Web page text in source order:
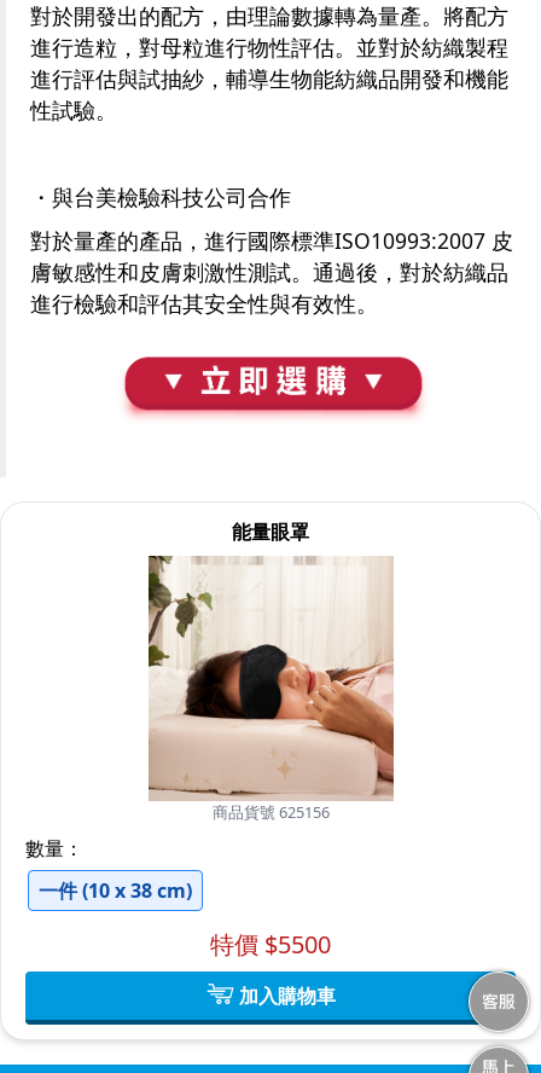
對於開發出的配方，由理論數據轉為量產。將配方
進行造粒，對母粒進行物性評估。並對於紡織製程
進行評估與試抽紗，輔導生物能紡織品開發和機能
性試驗。
・與台美檢驗科技公司合作
對於量產的產品，進行國際標準ISO10993:2007 皮
膚敏感性和皮膚刺激性測試。通過後，對於紡織品
進行檢驗和評估其安全性與有效性。
能量眼罩
商品貨號 625156
數量：
一件 (10 x 38 cm)
特價 $5500
加入購物車